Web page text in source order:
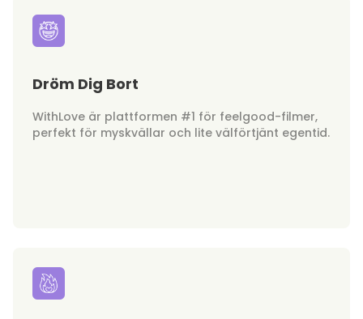
Dröm Dig Bort
WithLove är plattformen #1 för feelgood-filmer,
perfekt för myskvällar och lite välförtjänt egentid.